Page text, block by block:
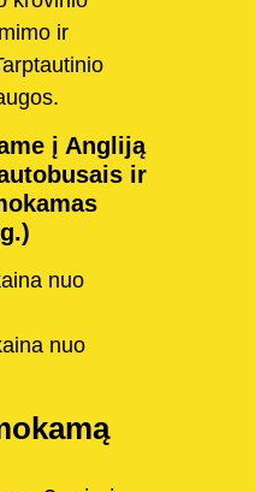
ir
į Angliją
ir
nuo
nuo